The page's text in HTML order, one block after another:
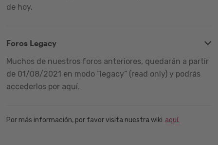
de hoy.
Foros Legacy
Muchos de nuestros foros anteriores, quedarán a partir
de 01/08/2021 en modo “legacy” (read only) y podrás
accederlos por aquí.
Por más información, por favor visita nuestra wiki aquí.